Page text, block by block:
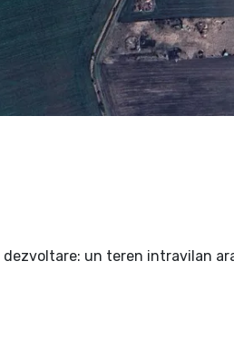
un teren intravilan